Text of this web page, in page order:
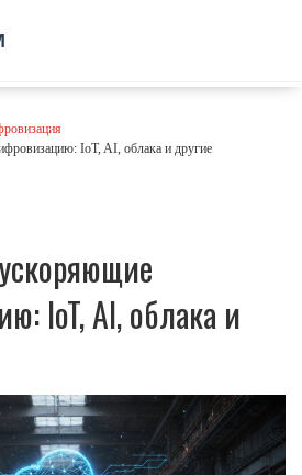
IoT, AI, облака и другие
IoT, AI, облака и